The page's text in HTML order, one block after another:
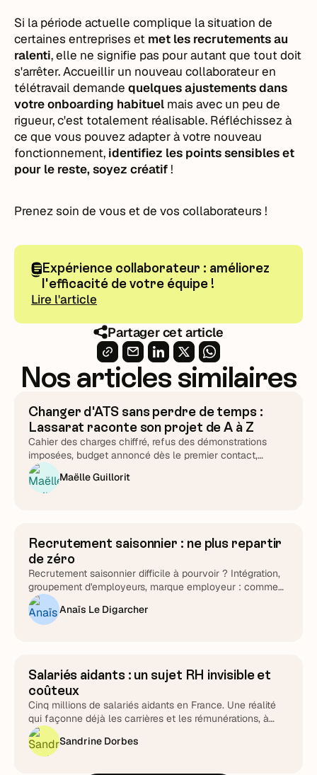
Partager cet article
Si la période actuelle complique la situation de
certaines entreprises et met les recrutements au
ralenti, elle ne signifie pas pour autant que tout doit
s'arrêter. Accueillir un nouveau collaborateur en
télétravail demandequelques ajustements dans
votre onboarding habituel mais avec un peu de
rigueur, c'est totalement réalisable. Réfléchissez à
ce que vous pouvez adapter à votre nouveau
fonctionnement, identifiez les points sensibles et
pour le reste, soyez créatif!
Prenez soin de vous et de vos collaborateurs !
Expérience collaborateur : améliorez
l'efficacité de votre équipe !
Lire l'article
Nos articles similaires
ATS & Outils
Changer d'ATS sans perdre de temps :
Lassarat raconte son projet de A à Z
Cahier des charges chiffré, refus des démonstrations
imposées, budget annoncé dès le premier contact,
support testé chronomètre en main : Lucie Treussart
détaille chaque arbitrage. Une méthode reproductible,
quel que soit l'éditeur que vous choisirez au final.
Maëlle Guillorit
Attirer et cibler
Recrutement saisonnier : ne plus repartir
de zéro
Recrutement saisonnier difficile à pourvoir ? Intégration,
groupement d'employeurs, marque employeur : comment
transformer le cycle en fidélisation durable.
Anaïs Le Digarcher
Stratégie RH
Salariés aidants : un sujet RH invisible et
coûteux
Cinq millions de salariés aidants en France. Une réalité
qui façonne déjà les carrières et les rémunérations, à
piloter plutôt qu'à subir.
Sandrine Dorbes